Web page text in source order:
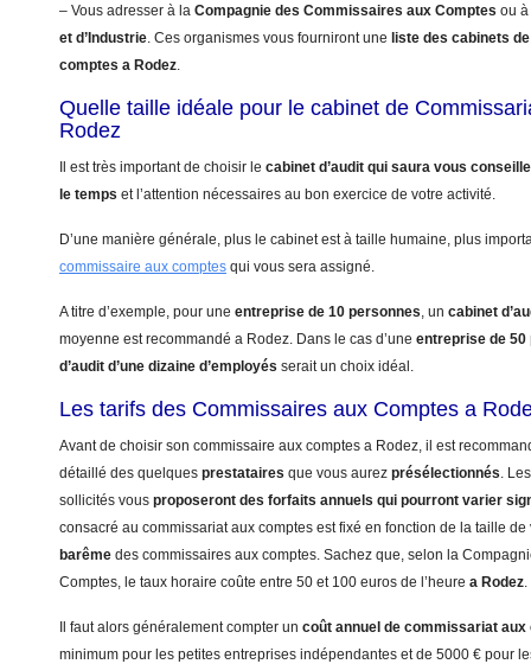
– Vous adresser à la Compagnie des Commissaires aux Comptes ou
et d’Industrie. Ces organismes vous fourniront une liste des cabinets
comptes a Rodez.
Quelle taille idéale pour le cabinet de
Rodez
Il est très important de choisir le cabinet d’audit qui saura vous
le temps et l’attention nécessaires au bon exercice de votre activité.
D’une manière générale, plus le cabinet est à taille humaine, plus
commissaire aux comptes qui vous sera assigné.
A titre d’exemple, pour une entreprise de 10 personnes, un cabinet
moyenne est recommandé a Rodez. Dans le cas d’une entreprise de 50
d’audit d’une dizaine d’employés serait un choix idéal.
Les tarifs des Commissaires aux Comptes a
Avant de choisir son commissaire aux comptes a Rodez, il est
détaillé des quelques prestataires que vous aurez présélectionnés.
sollicités vous proposeront des forfaits annuels qui pourront varier
consacré au commissariat aux comptes est fixé en fonction de la taille
barême des commissaires aux comptes. Sachez que, selon la
Comptes, le taux horaire coûte entre 50 et 100 euros de l’heure a Rodez.
Il faut alors généralement compter un coût annuel de commissariat aux
minimum pour les petites entreprises indépendantes et de 5000 € pour